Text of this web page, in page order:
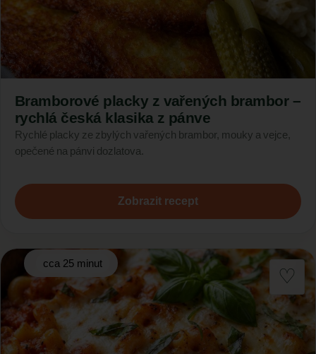
Bramborové placky z vařených brambor –
rychlá česká klasika z pánve
Rychlé placky ze zbylých vařených brambor, mouky a vejce,
opečené na pánvi dozlatova.
Zobrazit recept
cca 25 minut